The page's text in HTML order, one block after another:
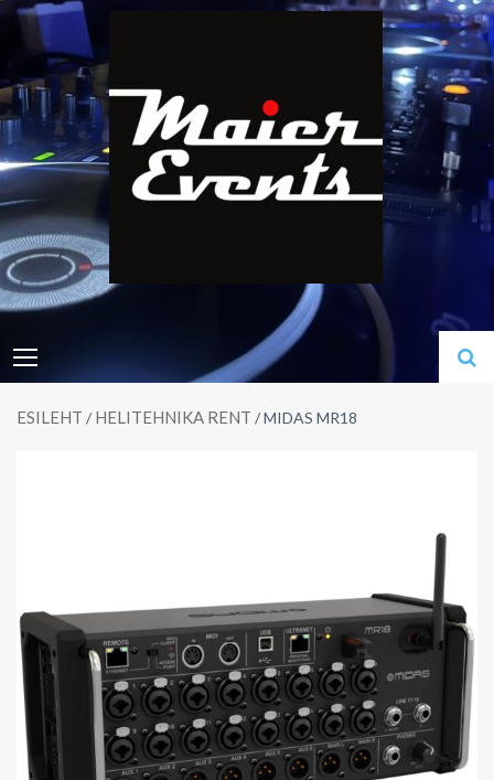
Skip
content
ESILEHT / HELITEHNIKA RENT / MIDAS MR18